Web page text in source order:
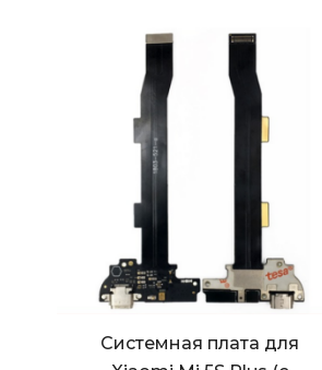
Системная плата для